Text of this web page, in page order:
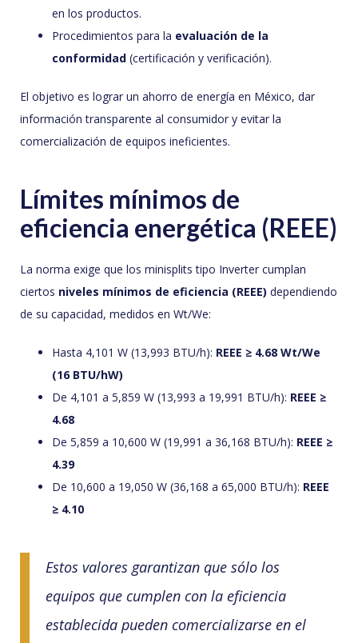
en los productos.
Procedimientos para la evaluación de la
conformidad (certificación y verificación).
El objetivo es lograr un ahorro de energía en México, dar
información transparente al consumidor y evitar la
comercialización de equipos ineficientes.
Límites mínimos de
eficiencia energética (REEE)
La norma exige que los minisplits tipo Inverter cumplan
ciertos niveles mínimos de eficiencia (REEE) dependiendo
de su capacidad, medidos en Wt/We:
Hasta 4,101 W (13,993 BTU/h): REEE ≥ 4.68 Wt/We
(16 BTU/hW)
De 4,101 a 5,859 W (13,993 a 19,991 BTU/h): REEE ≥
4.68
De 5,859 a 10,600 W (19,991 a 36,168 BTU/h): REEE ≥
4.39
De 10,600 a 19,050 W (36,168 a 65,000 BTU/h): REEE
≥ 4.10
Estos valores garantizan que sólo los
equipos que cumplen con la eficiencia
establecida pueden comercializarse en el